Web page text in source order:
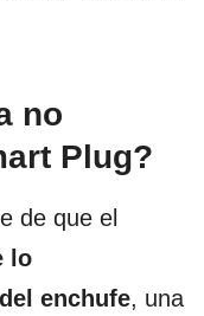
no
Plug?
de que el
lo
enchufe, una